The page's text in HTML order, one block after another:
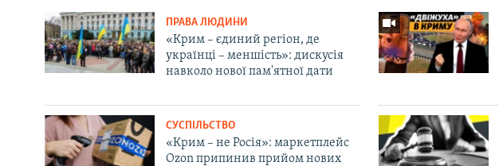
ПРАВА ЛЮДИНИ
«Крим – єдиний регіон, де
українці – меншість»: дискусія
навколо нової пам'ятної дати
СУСПІЛЬСТВО
«Крим – не Росія»: маркетплейс
Ozon припинив прийом нових